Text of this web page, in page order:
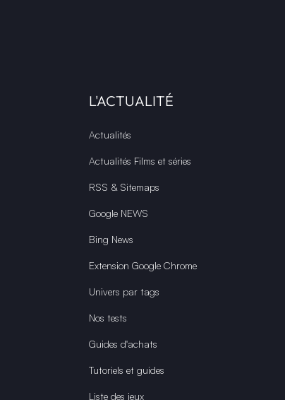
L'ACTUALITÉ
Actualités
Actualités Films et séries
RSS & Sitemaps
Google NEWS
Bing News
Extension Google Chrome
Univers par tags
Nos tests
Guides d'achats
Tutoriels et guides
Liste des jeux